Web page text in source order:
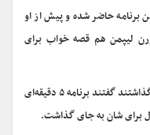
برنامه حاضر شده و پیش از او
لیپمن هم قصه خواب برای
مردم که سال ۲۰۱۶ را با نارضایتی پشت سر می‌گذاشتند گفتند برنامه ۵ دقیقه‌ای
برای شان به جای گذاشت.